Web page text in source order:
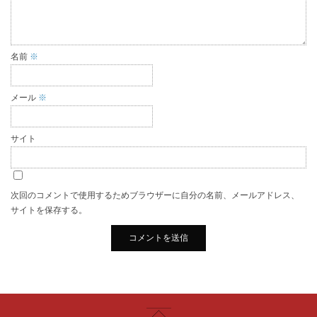
名前 ※
メール ※
サイト
次回のコメントで使用するためブラウザーに自分の名前、メールアドレス、
サイトを保存する。